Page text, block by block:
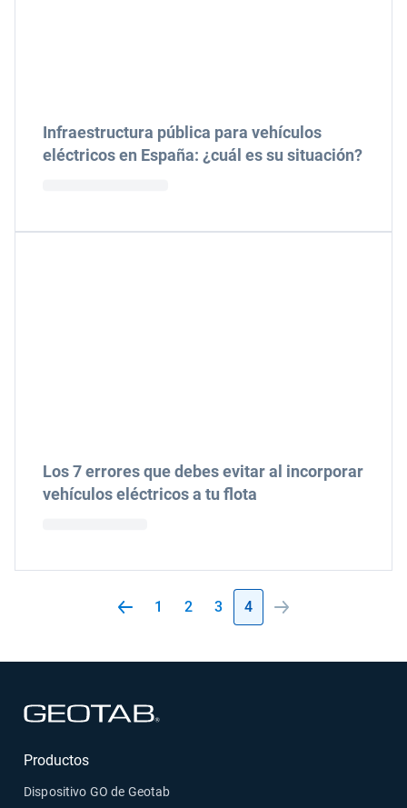
Infraestructura pública para vehículos
eléctricos en España: ¿cuál es su situación?
Los 7 errores que debes evitar al incorporar
vehículos eléctricos a tu flota
1 2 3 4
Productos
Dispositivo GO de Geotab